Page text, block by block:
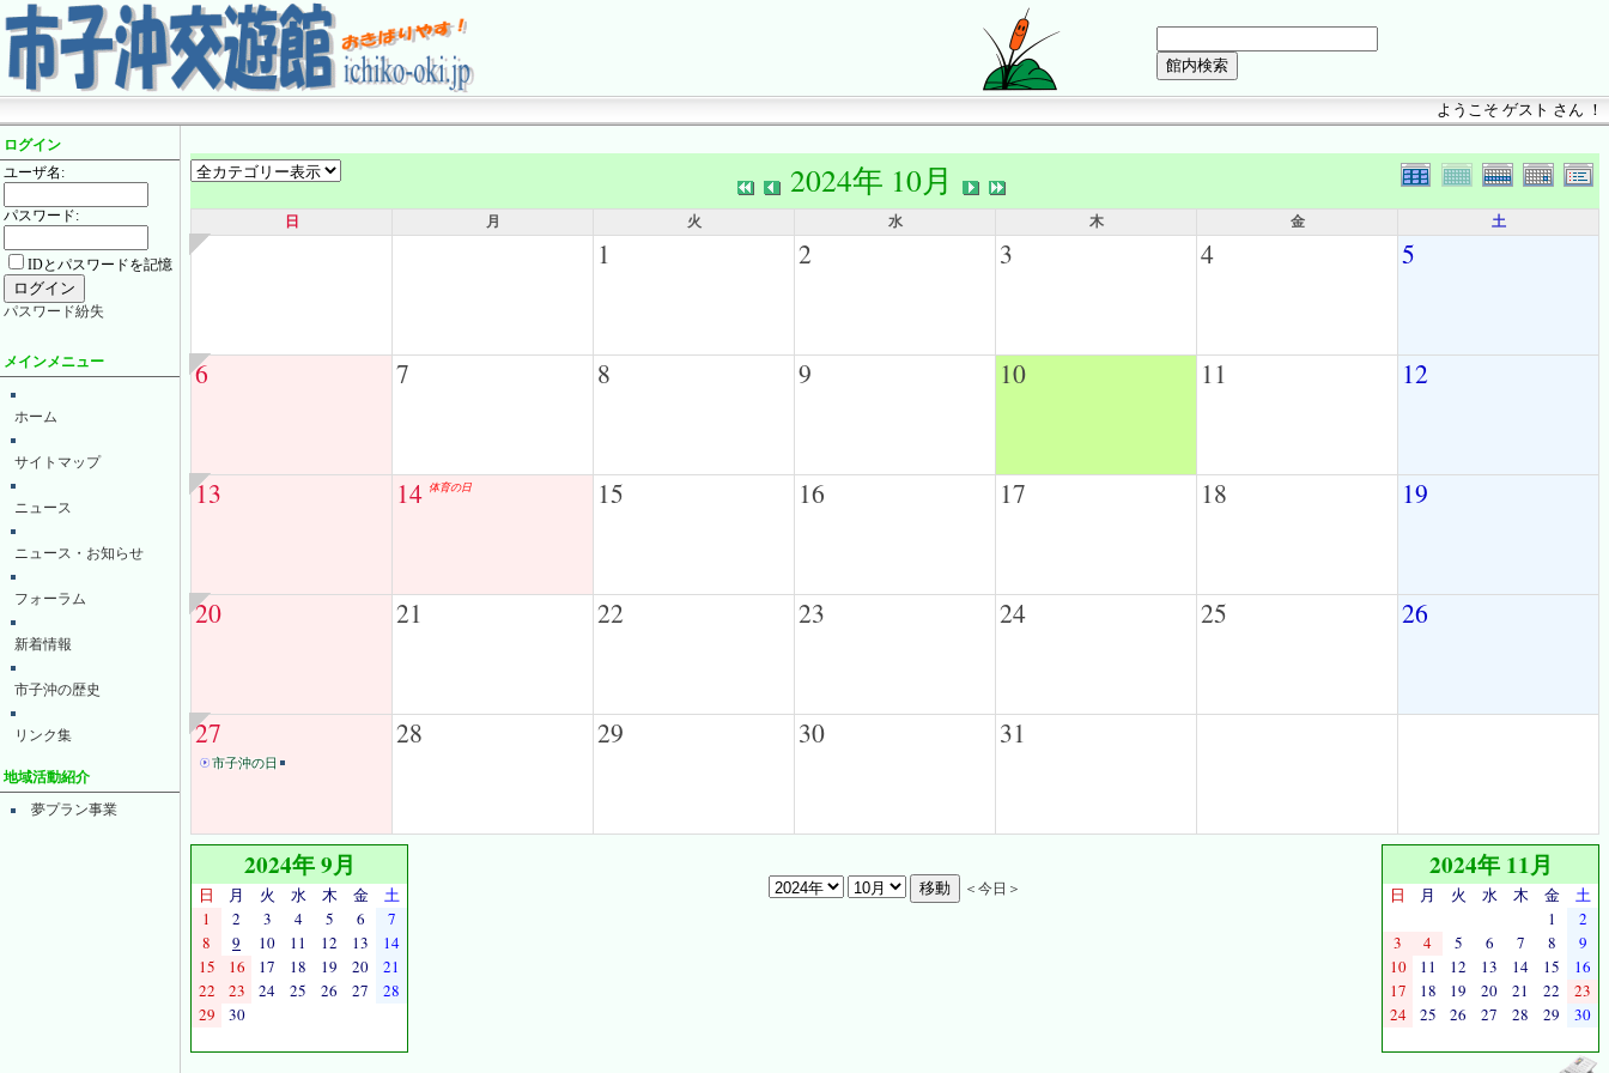
ようこそ ゲスト さん ！
ログイン
ユーザ名:
パスワード:
IDとパスワードを記憶
パスワード紛失
メインメニュー
ホーム
サイトマップ
ニュース
ニュース・お知らせ
フォーラム
新着情報
市子沖の歴史
リンク集
地域活動紹介
夢プラン事業
2024年 10月
日 月 火 水 木 金 土
1 2 3 4 5
6 7 8 9 10 11 12
13 14 体育の日 15 16 17 18 19
20 21 22 23 24 25 26
27
市子沖の日
28 29 30 31
＜今日＞
2024年 9月
日 月 火 水 木 金
土
1
2 3 4 5 6
7
8
9 10 11 12 13
14
15
16 17 18 19 20
21
22
23 24 25 26 27
28
29
30
2024年 11月
日 月 火 水 木 金
土
1
2
3
4 5 6 7 8
9
10
11 12 13 14 15
16
17
18 19 20 21 22
23
24
25 26 27 28 29 30